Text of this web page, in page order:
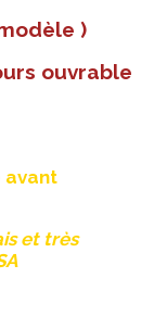
)
ouvrable
avant
et très